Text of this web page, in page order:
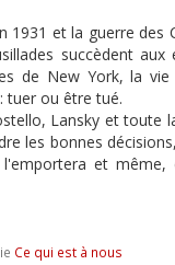
1931 et la guerre des
succèdent aux
de New York, la
tuer ou être tué.
Lansky et toute
les bonnes
et même,
Ce qui est à nous